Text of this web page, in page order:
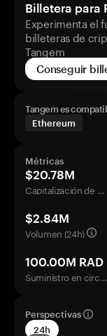
Billetera para
Experimenta el
billeteras de
Tangem
Conseguir
Tangem es
Ethereum
Métricas
$20.78M
Capitalización de mercado
$2.84M
Volumen (24h)
100.00M RAD
Suministro en circulación
Perspectivas
24h